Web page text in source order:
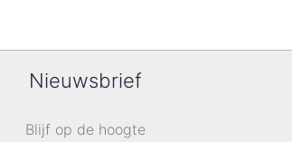
Nieuwsbrief
Blijf op de hoogte